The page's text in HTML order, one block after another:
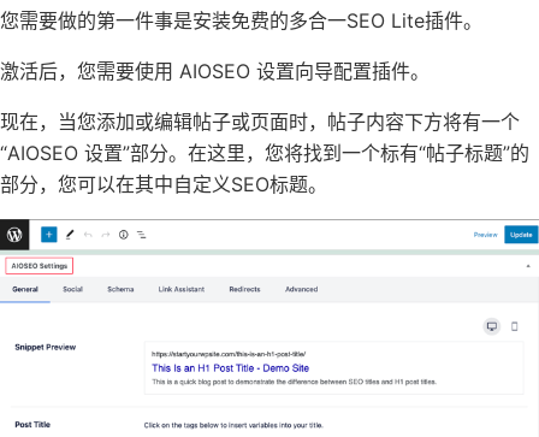
您需要做的第一件事是安装免费的多合一SEO Lite插件。
激活后，您需要使用 AIOSEO 设置向导配置插件。
现在，当您添加或编辑帖子或页面时，帖子内容下方将有一个
“AIOSEO 设置”部分。在这里，您将找到一个标有“帖子标题”的
部分，您可以在其中自定义SEO标题。